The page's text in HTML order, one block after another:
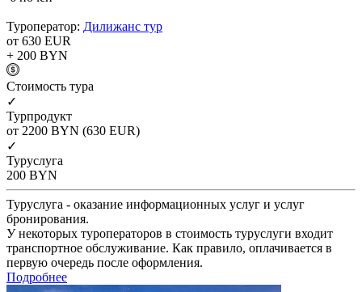
Туроператор: Дилижанс тур
от 630 EUR
+ 200 BYN
Cтоимость тура
✓
Турпродукт
от 2200 BYN (630 EUR)
✓
Туруслуга
200 BYN
Туруслуга - оказание информационных услуг и услуг
бронирования.
У некоторых туроператоров в стоимость туруслуги входит
транспортное обслуживание. Как правило, оплачивается в
первую очередь после оформления.
Подробнее